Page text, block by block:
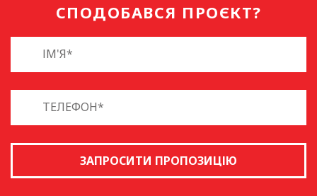
СПОДОБАВСЯ ПРОЄКТ?
ЗАПРОСИТИ ПРОПОЗИЦІЮ